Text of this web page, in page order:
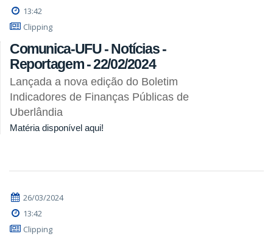
13:42
Clipping
Comunica-UFU - Notícias -
Reportagem - 22/02/2024
Lançada a nova edição do Boletim
Indicadores de Finanças Públicas de
Uberlândia
Matéria disponível aqui!
26/03/2024
13:42
Clipping